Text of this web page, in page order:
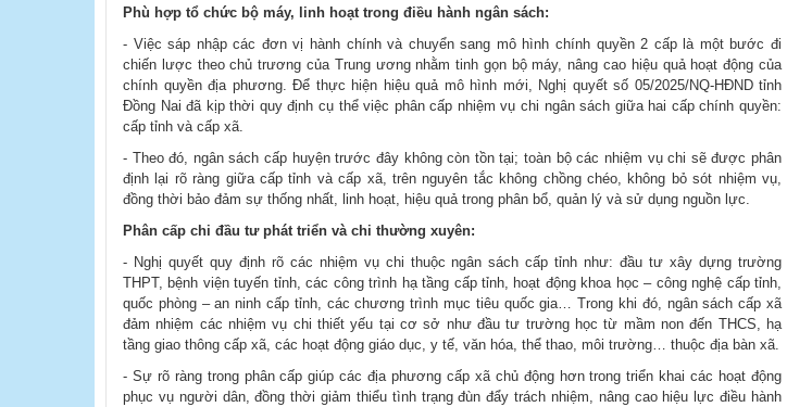
Phù hợp tổ chức bộ máy, linh hoạt trong điều hành ngân sách:
- Việc sáp nhập các đơn vị hành chính và chuyển sang mô hình chính quyền 2 cấp là một bước đi
chiến lược theo chủ trương của Trung ương nhằm tinh gọn bộ máy, nâng cao hiệu quả hoạt động của
chính quyền địa phương. Để thực hiện hiệu quả mô hình mới, Nghị quyết số 05/2025/NQ-HĐND tỉnh
Đồng Nai đã kịp thời quy định cụ thể việc phân cấp nhiệm vụ chi ngân sách giữa hai cấp chính quyền:
cấp tỉnh và cấp xã.
- Theo đó, ngân sách cấp huyện trước đây không còn tồn tại; toàn bộ các nhiệm vụ chi sẽ được phân
định lại rõ ràng giữa cấp tỉnh và cấp xã, trên nguyên tắc không chồng chéo, không bỏ sót nhiệm vụ,
đồng thời bảo đảm sự thống nhất, linh hoạt, hiệu quả trong phân bổ, quản lý và sử dụng nguồn lực.
Phân cấp chi đầu tư phát triển và chi thường xuyên:
- Nghị quyết quy định rõ các nhiệm vụ chi thuộc ngân sách cấp tỉnh như: đầu tư xây dựng trường
THPT, bệnh viện tuyến tỉnh, các công trình hạ tầng cấp tỉnh, hoạt động khoa học – công nghệ cấp tỉnh,
quốc phòng – an ninh cấp tỉnh, các chương trình mục tiêu quốc gia… Trong khi đó, ngân sách cấp xã
đảm nhiệm các nhiệm vụ chi thiết yếu tại cơ sở như đầu tư trường học từ mầm non đến THCS, hạ
tầng giao thông cấp xã, các hoạt động giáo dục, y tế, văn hóa, thể thao, môi trường… thuộc địa bàn xã.
- Sự rõ ràng trong phân cấp giúp các địa phương cấp xã chủ động hơn trong triển khai các hoạt động
phục vụ người dân, đồng thời giảm thiểu tình trạng đùn đẩy trách nhiệm, nâng cao hiệu lực điều hành